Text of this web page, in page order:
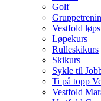
Golf
Vestfold
Løpekurs
Rulleskikurs
Skikurs
Sykle til
Ti på topp
Vestfold